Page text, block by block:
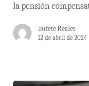
la pensión
Bufete Reales
12 de abril de 2024